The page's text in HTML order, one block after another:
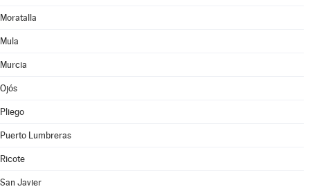
Moratalla
Mula
Murcia
Ojós
Pliego
Puerto Lumbreras
Ricote
San Javier